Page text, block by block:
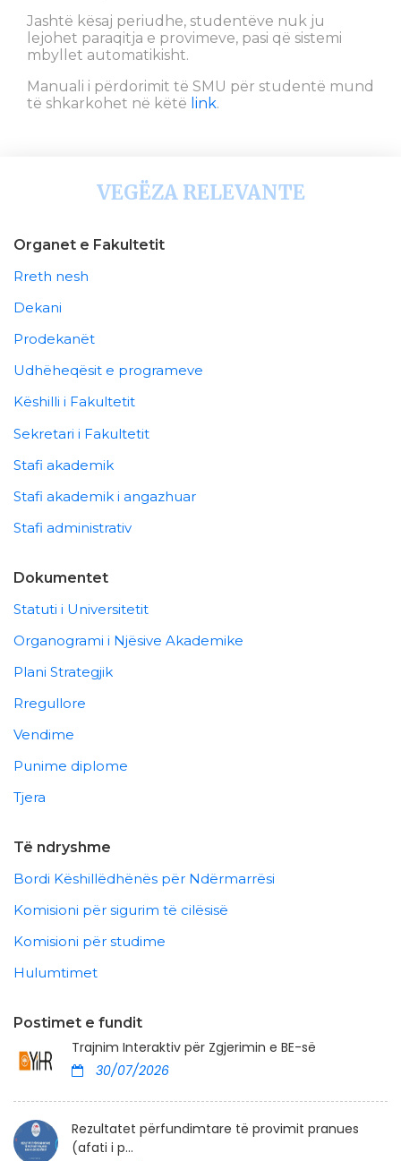
Jashtë kësaj periudhe, studentëve nuk ju
lejohet paraqitja e provimeve, pasi që sistemi
mbyllet automatikisht.
Manuali i përdorimit të SMU për studentë mund
të shkarkohet në këtë link.
VEGËZA RELEVANTE
Organet e Fakultetit
Rreth nesh
Dekani
Prodekanët
Udhëheqësit e programeve
Këshilli i Fakultetit
Sekretari i Fakultetit
Stafi akademik
Stafi akademik i angazhuar
Stafi administrativ
Dokumentet
Statuti i Universitetit
Organogrami i Njësive Akademike
Plani Strategjik
Rregullore
Vendime
Punime diplome
Tjera
Të ndryshme
Bordi Këshillëdhënës për Ndërmarrësi
Komisioni për sigurim të cilësisë
Komisioni për studime
Hulumtimet
Postimet e fundit
Trajnim Interaktiv për Zgjerimin e BE-së
30/07/2026
Rezultatet përfundimtare të provimit pranues
(afati i p...